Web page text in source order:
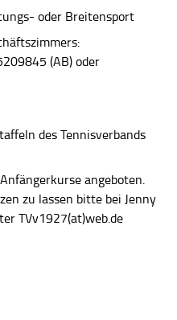
oder Breitensport
(AB) oder
des Tennisverbands
angeboten.
zu lassen bitte bei Jenny
TVv1927(at)web.de